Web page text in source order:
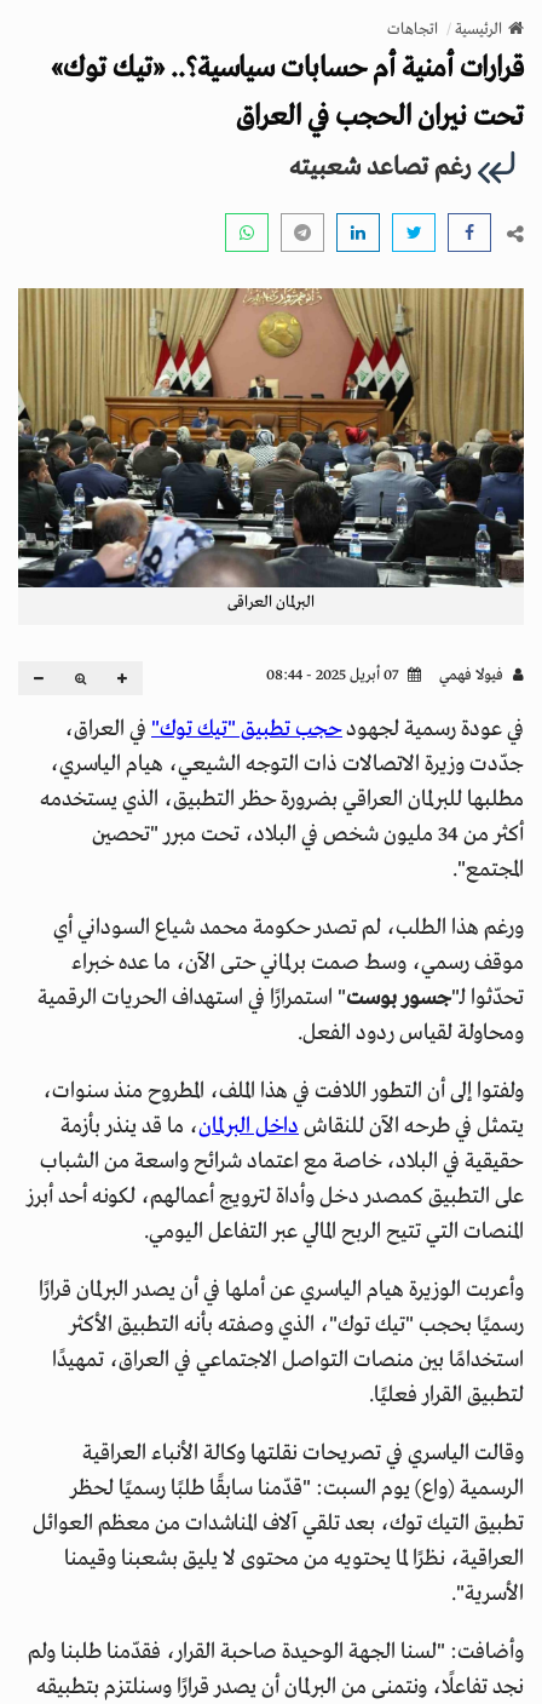
v
i
g
a
i
الرئيسية اتجاهات
قرارات أمنية أم حسابات سياسية؟.. «تيك توك»
تحت نيران الحجب في العراق
رغم تصاعد شعبيته
البرلمان العراقى
فيولا فهمي 07 أبريل 2025 - 08:44
في عودة رسمية لجهودحجب تطبيق "تيك توك" في العراق،
جدّدت وزيرة الاتصالات ذات التوجه الشيعي، هيام الياسري،
مطلبها للبرلمان العراقي بضرورة حظر التطبيق، الذي يستخدمه
أكثر من 34 مليون شخص في البلاد، تحت مبرر "تحصين
المجتمع".
ورغم هذا الطلب، لم تصدر حكومة محمد شياع السوداني أي
موقف رسمي، وسط صمت برلماني حتى الآن، ما عده خبراء
تحدّثوا لـ"جسور بوست" استمرارًا في استهداف الحريات الرقمية
ومحاولة لقياس ردود الفعل.
ولفتوا إلى أن التطور اللافت في هذا الملف، المطروح منذ سنوات،
يتمثل في طرحه الآن للنقاشداخل البرلمان، ما قد ينذر بأزمة
حقيقية في البلاد، خاصة مع اعتماد شرائح واسعة من الشباب
على التطبيق كمصدر دخل وأداة لترويج أعمالهم، لكونه أحد أبرز
المنصات التي تتيح الربح المالي عبر التفاعل اليومي.
وأعربت الوزيرة هيام الياسري عن أملها في أن يصدر البرلمان قرارًا
رسميًا بحجب "تيك توك"، الذي وصفته بأنه التطبيق الأكثر
استخدامًا بين منصات التواصل الاجتماعي في العراق، تمهيدًا
لتطبيق القرار فعليًا.
وقالت الياسري في تصريحات نقلتها وكالة الأنباء العراقية
الرسمية (واع) يوم السبت: "قدّمنا سابقًا طلبًا رسميًا لحظر
تطبيق التيك توك، بعد تلقي آلاف المناشدات من معظم العوائل
العراقية، نظرًا لما يحتويه من محتوى لا يليق بشعبنا وقيمنا
الأسرية".
وأضافت: "لسنا الجهة الوحيدة صاحبة القرار، فقدّمنا طلبنا ولم
نجد تفاعلًا، ونتمنى من البرلمان أن يصدر قرارًا وسنلتزم بتطبيقه